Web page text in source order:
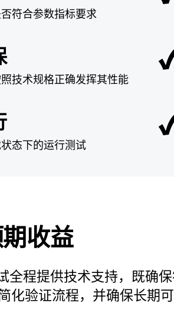
符合参数指标要求
技术规格正确发挥其性能
态下的运行测试
收益
全程提供技术支持，既确
化验证流程，并确保长期